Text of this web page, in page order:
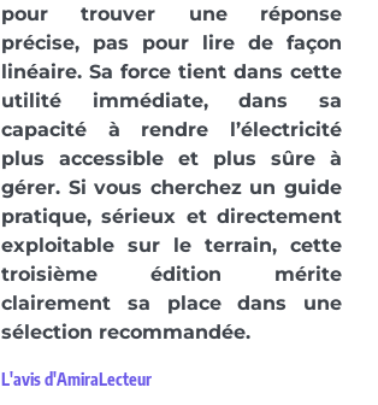
pour trouver une réponse
précise, pas pour lire de façon
linéaire. Sa force tient dans cette
utilité immédiate, dans sa
capacité à rendre l’électricité
plus accessible et plus sûre à
gérer. Si vous cherchez un guide
pratique, sérieux et directement
exploitable sur le terrain, cette
troisième édition mérite
clairement sa place dans une
sélection recommandée.
L'avis d'AmiraLecteur